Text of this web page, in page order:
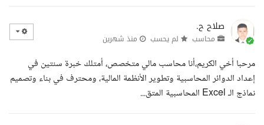
صلاح ح.
محاسب لم يحسب منذ شهرين
مرحبا أخي الكريم،أنا محاسب مالي متخصص، أمتلك خبرة سنتين في
إعداد الدوائر المحاسبية وتطوير الأنظمة المالية، ومحترف في بناء وتصميم
نماذج الـ Excel المحاسبية المتق...